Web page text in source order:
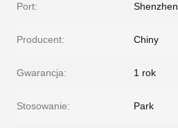
Port: Shenzhen
Producent: Chiny
Gwarancja: 1 rok
Stosowanie: Park